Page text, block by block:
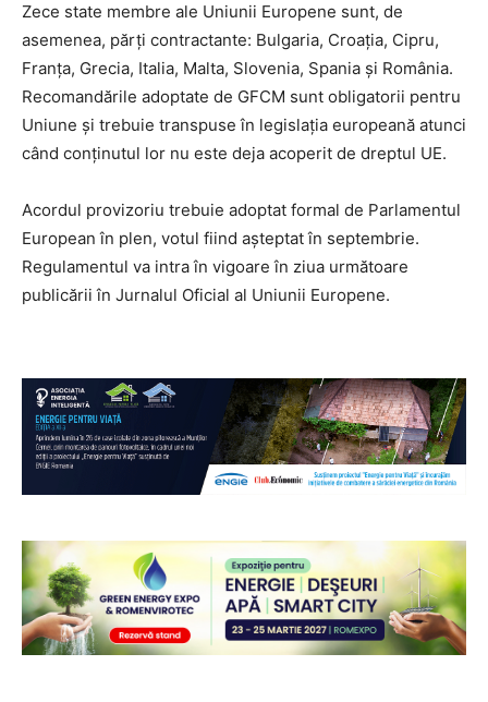
Zece state membre ale Uniunii Europene sunt, de
asemenea, părți contractante: Bulgaria, Croația, Cipru,
Franța, Grecia, Italia, Malta, Slovenia, Spania și România.
Recomandările adoptate de GFCM sunt obligatorii pentru
Uniune și trebuie transpuse în legislația europeană atunci
când conținutul lor nu este deja acoperit de dreptul UE.
Acordul provizoriu trebuie adoptat formal de Parlamentul
European în plen, votul fiind așteptat în septembrie.
Regulamentul va intra în vigoare în ziua următoare
publicării în Jurnalul Oficial al Uniunii Europene.